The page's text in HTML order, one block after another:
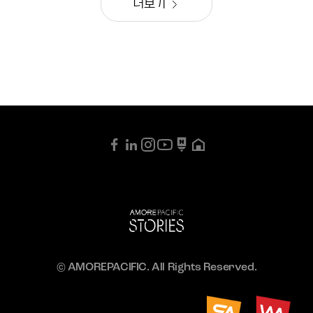
더보기
© AMOREPACIFIC. All Rights Reserved.